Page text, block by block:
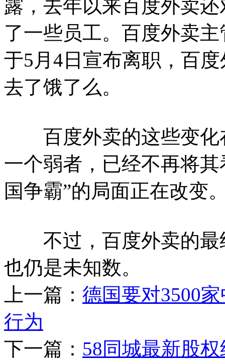
露，去年以来百度外卖
了一些员工。百度外卖
于5月4日宣布离职，百
去了饿了么。
百度外卖的这些变化
一个弱者，已经不再将
国争霸”的局面正在改变
不过，百度外卖的最
也仍是未知数。
上一篇： 德国要对3500
行为
下一篇： 58同城最新股